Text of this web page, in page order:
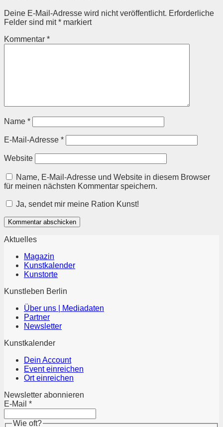
Deine E-Mail-Adresse wird nicht veröffentlicht. Erforderliche
Felder sind mit* markiert
Kommentar *
Name *
E-Mail-Adresse *
Website
Name, E-Mail-Adresse und Website in diesem Browser
für meinen nächsten Kommentar speichern.
Ja, sendet mir meine Ration Kunst!
Aktuelles
Magazin
Kunstkalender
Kunstorte
Kunstleben Berlin
Über uns | Mediadaten
Partner
Newsletter
Kunstkalender
Dein Account
Event einreichen
Ort einreichen
Newsletter abonnieren
E-Mail *
Wie oft?